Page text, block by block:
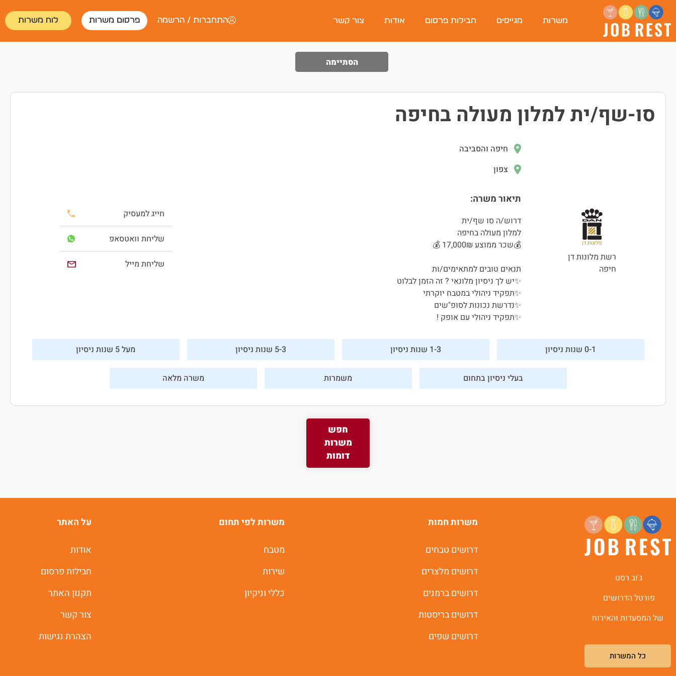
משרות מגייסים חבילות פרסום אודות צור קשר התחברות / הרשמה פרסום משרות לוח משרות
הסתיימה
סו-שף/ית למלון מעולה בחיפה
רשת מלונות דן
חיפה
חיפה והסביבה
צפון
תיאור משרה:
דרוש/ה סו שף/ית
למלון מעולה בחיפה
💰שכר ממוצע 17,000₪ 💰
תנאים טובים למתאימים/ות
✨יש לך ניסיון מלונאי ? זה הזמן לבלוט
✨תפקיד ניהולי במטבח יוקרתי
✨נדרשת נכונות לסופ"שים
✨תפקיד ניהולי עם אופק !
חייג למעסיק
שליחת וואטסאפ
שליחת מייל
0-1 שנות ניסיון 1-3 שנות ניסיון 5-3 שנות ניסיון מעל 5 שנות ניסיון
בעלי ניסיון בתחום משמרות משרה מלאה
חפש
משרות
דומות
ג'וב רסט
פורטל הדרושים
של המסעדות והאירוח
כל המשרות
משרות חמות
דרושים טבחים
דרושים מלצרים
דרושים ברמנים
דרושים בריסטות
דרושים שפים
משרות לפי תחום
מטבח
שירות
כללי וניקיון
על האתר
אודות
חבילות פרסום
תקנון האתר
צור קשר
הצהרת נגישות
פורטל המסעדות של ישראל
שלג'וב רסט.
משרות חמות לוואטסאפ